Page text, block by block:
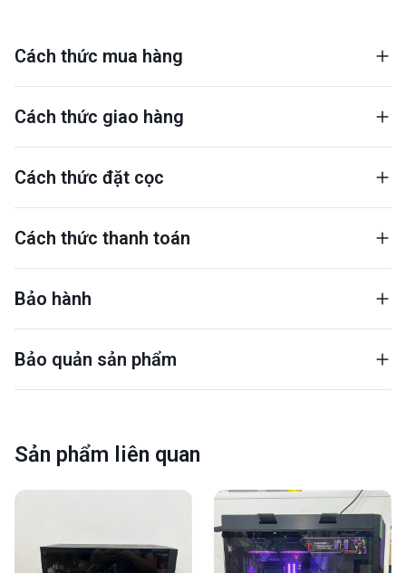
Cách thức mua hàng
Cách thức giao hàng
Cách thức đặt cọc
Cách thức thanh toán
Bảo hành
Bảo quản sản phẩm
Sản phẩm liên quan